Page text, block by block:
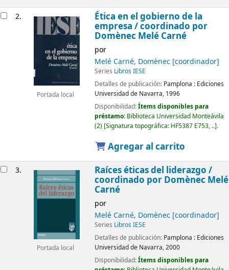
2.
Portada local
Ética en el gobierno de la
empresa /coordinado por
Domènec Melé Carné
por
Melé Carné, Domènec[coordinador]
Series Libros IESE
Detalles de publicación: Pamplona : Ediciones
Universidad de Navarra, 1996
Disponibilidad:Ítems disponibles para
préstamo: Biblioteca Universidad Monteávila
(2) Signatura topográfica: HF5387 E753, .. .
Agregar al carrito
3.
Portada local
Raíces éticas del liderazgo /
coordinado por Domènec Melé
Carné
por
Melé Carné, Domènec[coordinador]
Series Libros IESE
Detalles de publicación: Pamplona : Ediciones
Universidad de Navarra,2000
Disponibilidad:Ítems disponibles para